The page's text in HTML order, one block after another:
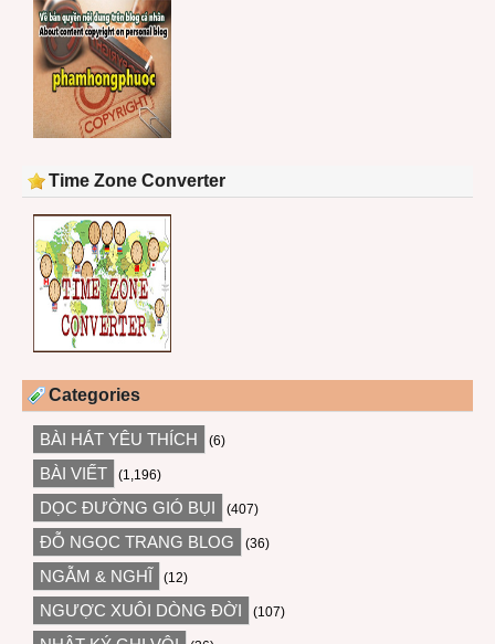
Time Zone Converter
Categories
BÀI HÁT YÊU THÍCH (6)
BÀI VIẾT (1,196)
DỌC ĐƯỜNG GIÓ BỤI (407)
ĐỖ NGỌC TRANG BLOG (36)
NGẪM & NGHĨ (12)
NGƯỢC XUÔI DÒNG ĐỜI (107)